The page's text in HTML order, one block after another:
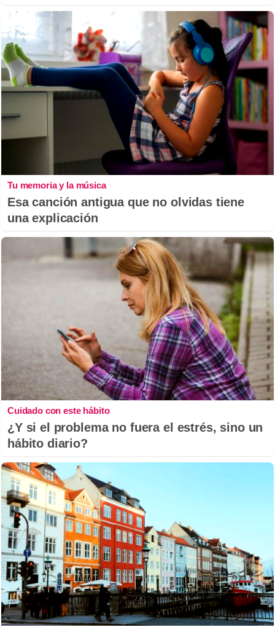
Tu memoria y la música
Esa canción antigua que no olvidas tiene
una explicación
Cuidado con este hábito
¿Y si el problema no fuera el estrés, sino un
hábito diario?